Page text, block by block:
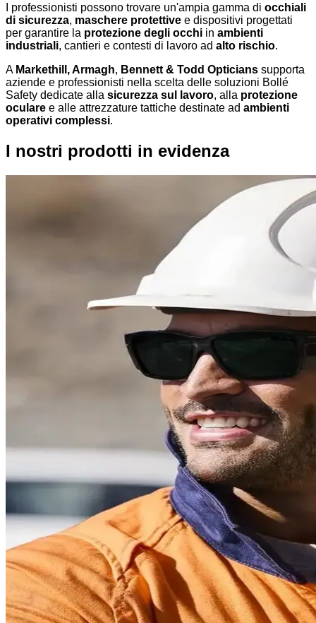
I professionisti possono trovare un'ampia gamma di occhiali
di sicurezza, maschere protettive e dispositivi progettati
per garantire la protezione degli occhi in ambienti
industriali, cantieri e contesti di lavoro ad alto rischio.
A Markethill, Armagh, Bennett & Todd Opticians supporta
aziende e professionisti nella scelta delle soluzioni Bollé
Safety dedicate alla sicurezza sul lavoro, alla protezione
oculare e alle attrezzature tattiche destinate ad ambienti
operativi complessi.
I nostri prodotti in evidenza